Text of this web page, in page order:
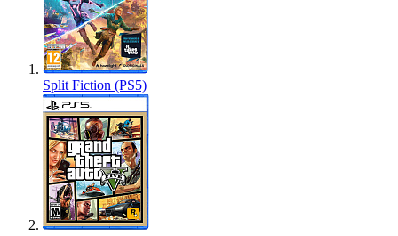
Split Fiction (PS5)